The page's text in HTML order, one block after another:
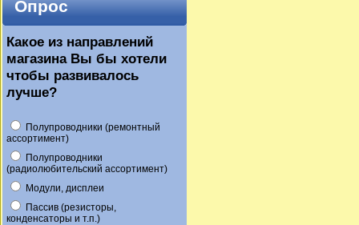
Опрос
Какое из направлений
магазина Вы бы хотели
чтобы развивалось
лучше?
Полупроводники (ремонтный
ассортимент)
Полупроводники
(радиолюбительский ассортимент)
Модули, дисплеи
Пассив (резисторы,
конденсаторы и т.п.)